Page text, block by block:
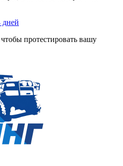
дней
протестировать вашу